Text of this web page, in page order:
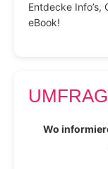
Entdecke Info’s,
eBook!
Wo